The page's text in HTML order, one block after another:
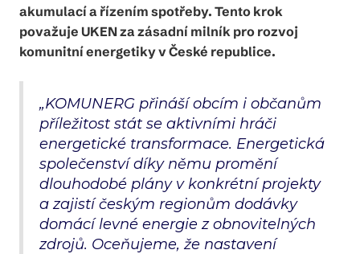
akumulací a řízením spotřeby. Tento krok
považuje UKEN za zásadní milník pro rozvoj
komunitní energetiky v České republice.
„KOMUNERG přináší obcím i občanům
příležitost stát se aktivními hráči
energetické transformace. Energetická
společenství díky němu promění
dlouhodobé plány v konkrétní projekty
a zajistí českým regionům dodávky
domácí levné energie z obnovitelných
zdrojů. Oceňujeme, že nastavení